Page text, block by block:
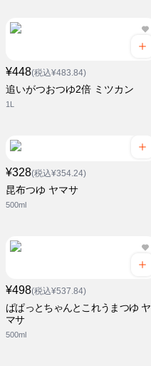
¥448(税込¥483.84)
追いがつおつゆ2倍 ミツカン
1L
¥328(税込¥354.24)
昆布つゆ ヤマサ
500ml
¥498(税込¥537.84)
ぱぱっとちゃんとこれうまつゆ ヤ
マサ
500ml